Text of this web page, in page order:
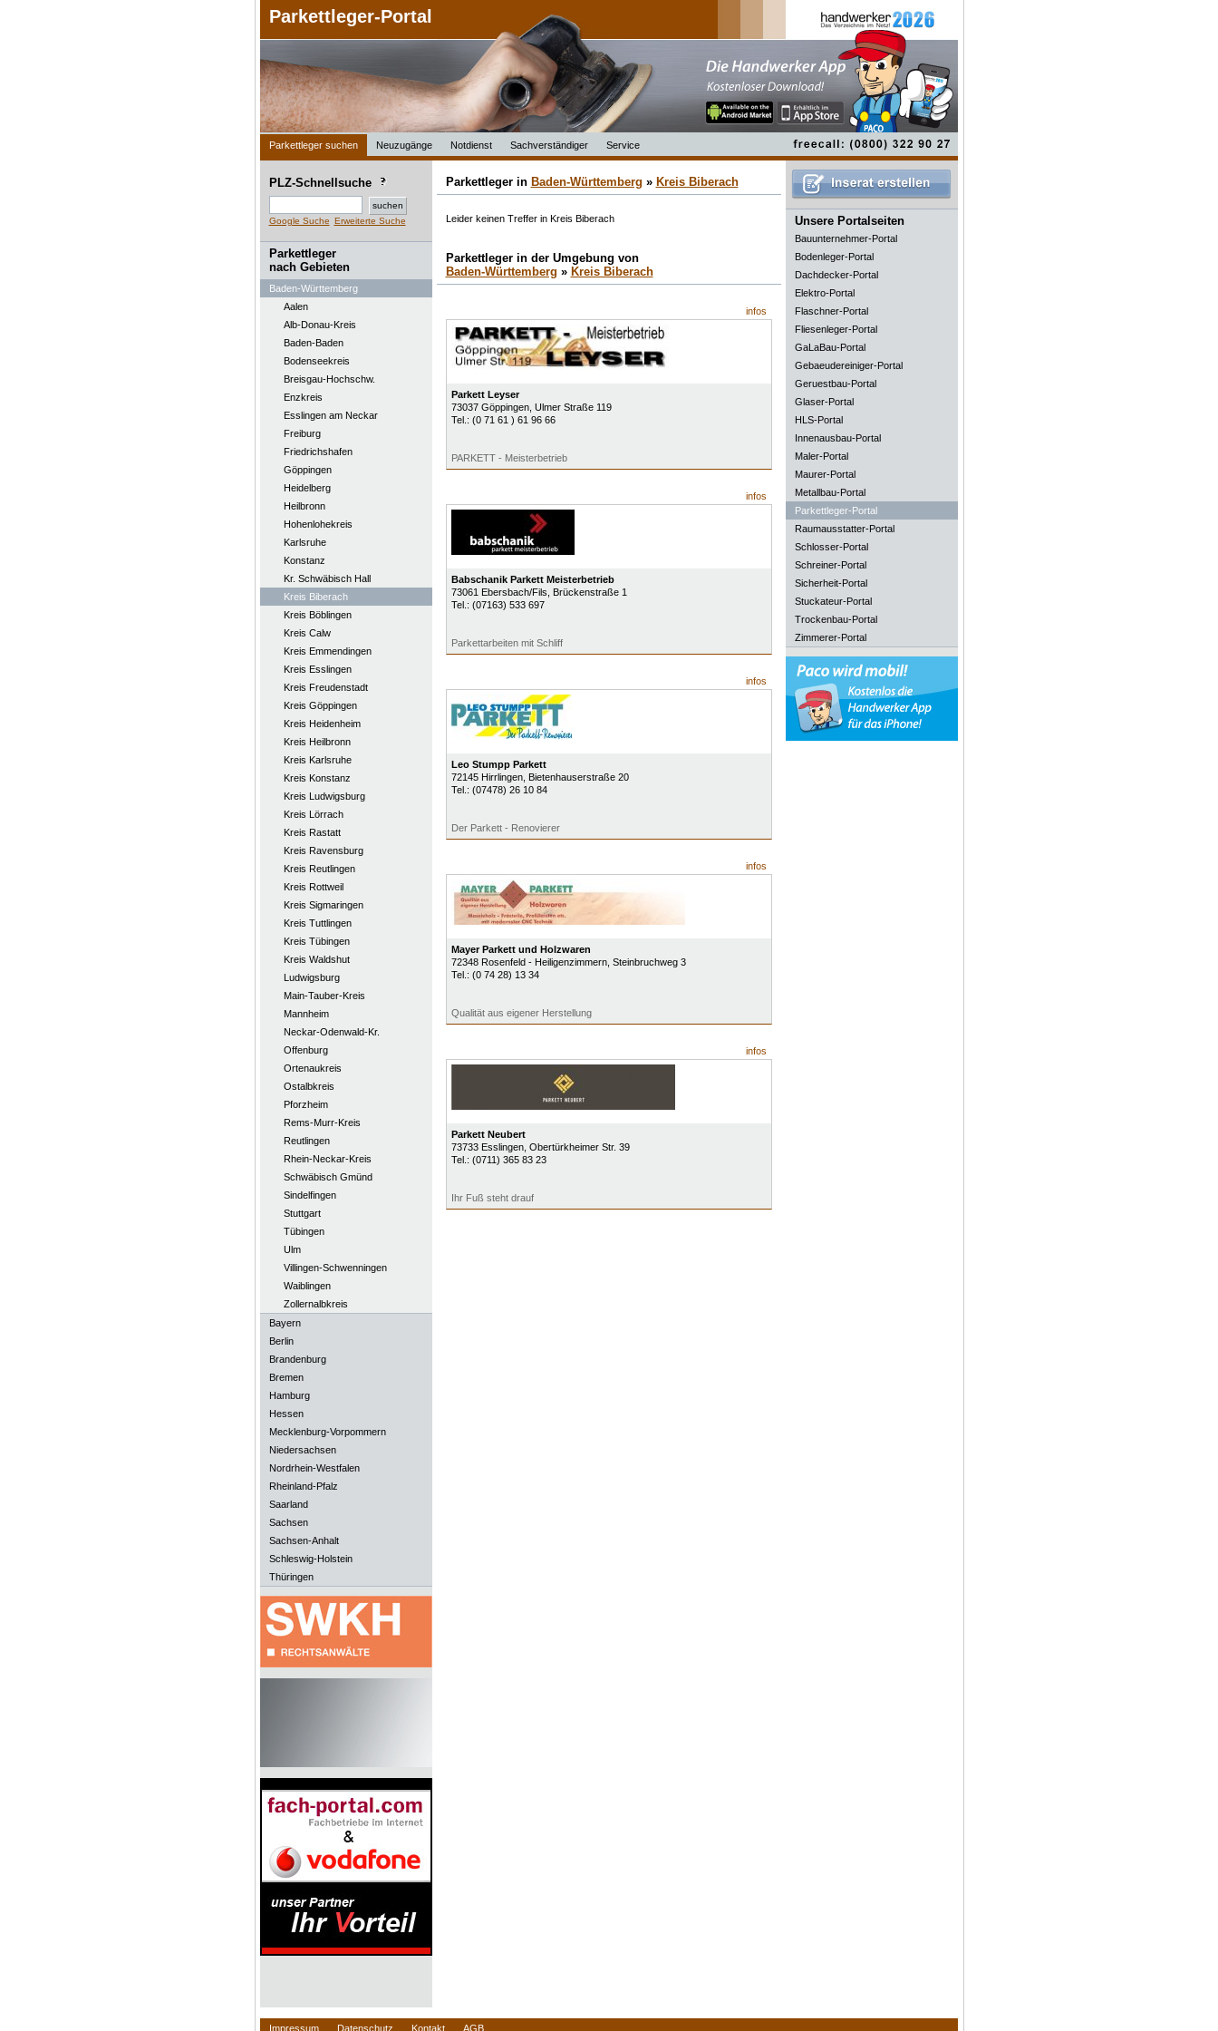
Parkettleger-Portal
Parkettleger suchen Neuzugänge Notdienst Sachverständiger Service
PLZ-Schnellsuche
Google Suche Erweiterte Suche
Parkettleger
nach Gebieten
Baden-Württemberg
Aalen
Alb-Donau-Kreis
Baden-Baden
Bodenseekreis
Breisgau-Hochschw.
Enzkreis
Esslingen am Neckar
Freiburg
Friedrichshafen
Göppingen
Heidelberg
Heilbronn
Hohenlohekreis
Karlsruhe
Konstanz
Kr. Schwäbisch Hall
Kreis Biberach
Kreis Böblingen
Kreis Calw
Kreis Emmendingen
Kreis Esslingen
Kreis Freudenstadt
Kreis Göppingen
Kreis Heidenheim
Kreis Heilbronn
Kreis Karlsruhe
Kreis Konstanz
Kreis Ludwigsburg
Kreis Lörrach
Kreis Rastatt
Kreis Ravensburg
Kreis Reutlingen
Kreis Rottweil
Kreis Sigmaringen
Kreis Tuttlingen
Kreis Tübingen
Kreis Waldshut
Ludwigsburg
Main-Tauber-Kreis
Mannheim
Neckar-Odenwald-Kr.
Offenburg
Ortenaukreis
Ostalbkreis
Pforzheim
Rems-Murr-Kreis
Reutlingen
Rhein-Neckar-Kreis
Schwäbisch Gmünd
Sindelfingen
Stuttgart
Tübingen
Ulm
Villingen-Schwenningen
Waiblingen
Zollernalbkreis
Bayern
Berlin
Brandenburg
Bremen
Hamburg
Hessen
Mecklenburg-Vorpommern
Niedersachsen
Nordrhein-Westfalen
Rheinland-Pfalz
Saarland
Sachsen
Sachsen-Anhalt
Schleswig-Holstein
Thüringen
Parkettleger in Baden-Württemberg » Kreis Biberach
Leider keinen Treffer in Kreis Biberach
Parkettleger in der Umgebung von
Baden-Württemberg » Kreis Biberach
infos
Parkett Leyser
73037 Göppingen, Ulmer Straße 119
Tel.: (0 71 61 ) 61 96 66
PARKETT - Meisterbetrieb
infos
Babschanik Parkett Meisterbetrieb
73061 Ebersbach/Fils , Brückenstraße 1
Tel.: (07163) 533 697
Parkettarbeiten mit Schliff
infos
Leo Stumpp Parkett
72145 Hirrlingen, Bietenhauserstraße 20
Tel.: (07478) 26 10 84
Der Parkett - Renovierer
infos
Mayer Parkett und Holzwaren
72348 Rosenfeld - Heiligenzimmern, Steinbruchweg 3
Tel.: (0 74 28) 13 34
Qualität aus eigener Herstellung
infos
Parkett Neubert
73733 Esslingen, Obertürkheimer Str. 39
Tel.: (0711) 365 83 23
Ihr Fuß steht drauf
Unsere Portalseiten
Bauunternehmer-Portal
Bodenleger-Portal
Dachdecker-Portal
Elektro-Portal
Flaschner-Portal
Fliesenleger-Portal
GaLaBau-Portal
Gebaeudereiniger-Portal
Geruestbau-Portal
Glaser-Portal
HLS-Portal
Innenausbau-Portal
Maler-Portal
Maurer-Portal
Metallbau-Portal
Parkettleger-Portal
Raumausstatter-Portal
Schlosser-Portal
Schreiner-Portal
Sicherheit-Portal
Stuckateur-Portal
Trockenbau-Portal
Zimmerer-Portal
Impressum Datenschutz Kontakt AGB